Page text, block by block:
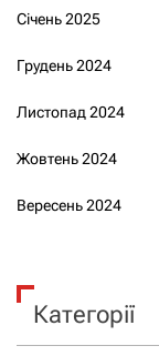
Січень 2025
Грудень 2024
Листопад 2024
Жовтень 2024
Вересень 2024
Категорії